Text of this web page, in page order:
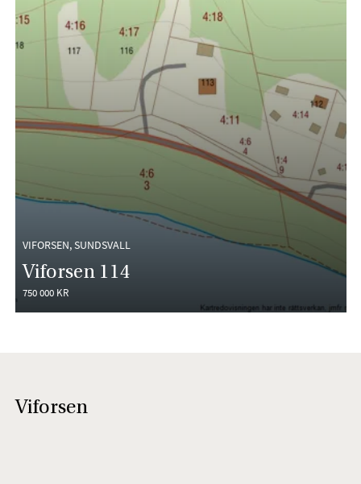
VIFORSEN, SUNDSVALL
Viforsen 114
750 000 KR
Viforsen